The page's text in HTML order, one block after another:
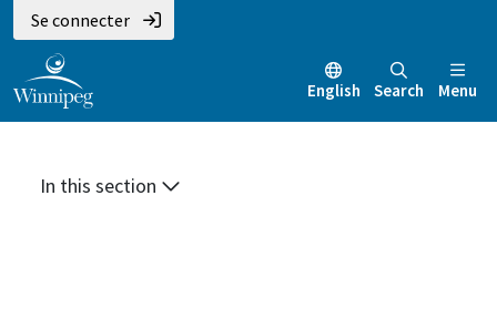
Aller
au
contenu
principal
Skip
to
main
menu
Skip
to
footer
Se connecter
English Search Menu
In this section